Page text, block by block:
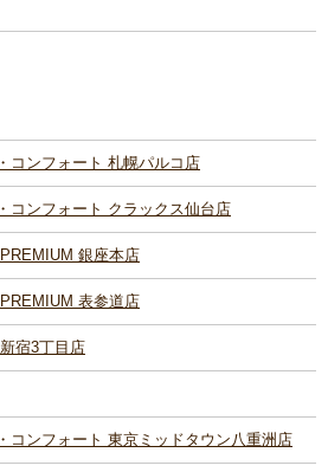
コンフォート 札幌パルコ店
コンフォート クラックス仙台店
銀座本店
表参道店
宿3丁目店
コンフォート 東京ミッドタウン八重洲店